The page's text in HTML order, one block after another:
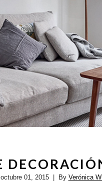
octubre 01, 2015| By Verónica